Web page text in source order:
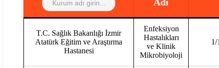
T.C. Sağlık Bakanlığı İzmir
Atatürk Eğitim ve Araştırma
Hastanesi
Enfeksiyon
Hastalıkları
ve Klinik
Mikrobiyoloji
1/